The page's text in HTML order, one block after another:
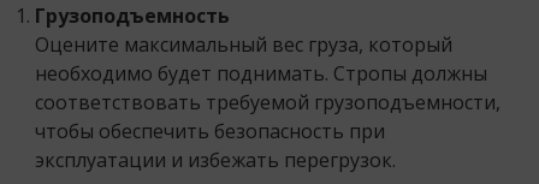
Грузоподъемность
Оцените максимальный вес груза, который
необходимо будет поднимать. Стропы должны
соответствовать требуемой грузоподъемности,
чтобы обеспечить безопасность при
эксплуатации и избежать перегрузок.